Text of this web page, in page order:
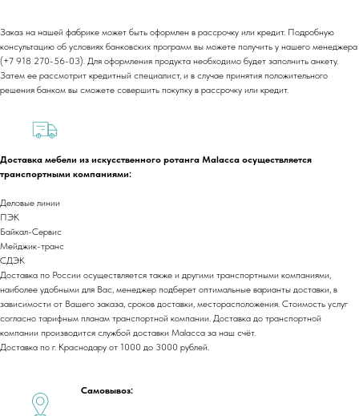
Заказ на нашей фабрике может быть оформлен в рассрочку или кредит. Подробную
консультацию об условиях банковских программ вы можете получить у нашего менеджера
(+7 918 270-56-03). Для оформления продукта необходимо будет заполнить анкету.
Затем ее рассмотрит кредитный специалист, и в случае принятия положительного
решения банком вы сможете совершить покупку в рассрочку или кредит.
Доставка мебели из искусственного ротанга Malacca осуществляется
транспортными компаниями:
Деловые линии
ПЭК
Байкал-Сервис
Мейджик-транс
СДЭК
Доставка по России осуществляется также и другими транспортными компаниями,
наиболее удобными для Вас, менеджер подберет оптимальные варианты доставки, в
зависимости от Вашего заказа, сроков доставки, месторасположения. Стоимость услуг
согласно тарифным планам транспортной компании. Доставка до транспортной
компании производится службой доставки Malacca за наш счёт.
Доставка по г. Краснодару от 1000 до 3000 рублей.
Самовывоз:
О компании
Cогласие на обработку персональных данных
Политика обработки персональных данных
Договор оферты
Гостеприимство»
office@malacca.ru
350059, г.Краснодар, ул.Уральская, д.22
+7 (918) 270-56-03
Фактические адреса:
г. Краснодар, ул. Лизы Чайкиной 2/3, 2 этаж
г. Москва,пр-т. Мира 211,
ТРЦ Европолис.
ул. Центральная, здание 33
Контакты